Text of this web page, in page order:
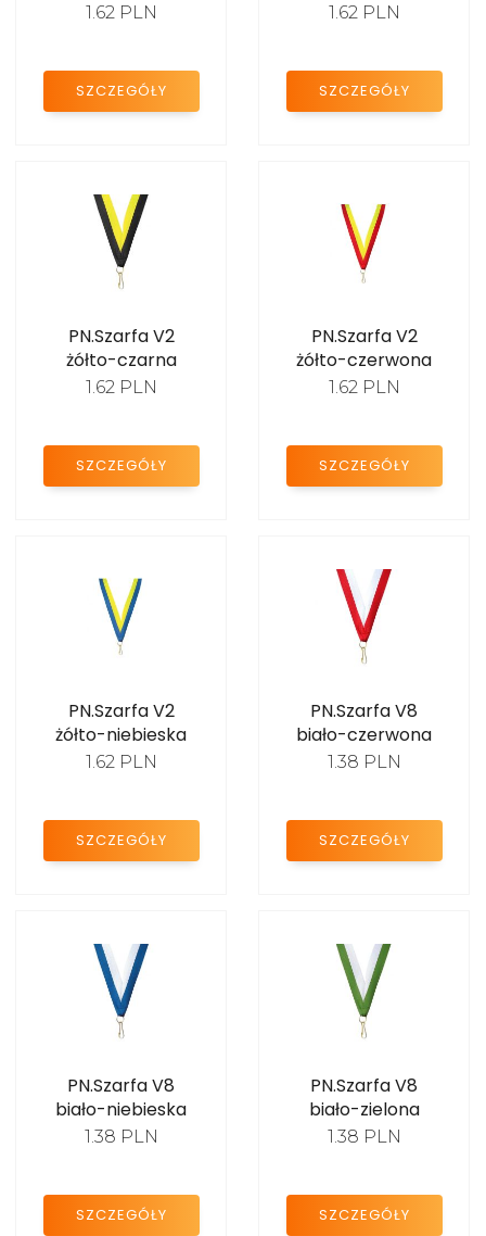
medale plexi
Szarfy do medali
Medale szklane
Medale piłkarskie
Medale siatkówka
Medale piłka ręczna
Medale tenis stołowy
Medale lekkoatletyka
Medale pływanie
Medale strażackie
Medale taniec
Medale kolarstwo
Medale badminton
Medale szachy
Medale gołębie
Medale strzelanie/
Medale unihokej
1.62 PLN
SZCZEGÓŁY
1.62 PLN
SZCZEGÓŁY
PN.Szarfa V2
żółto-czarna
1.62 PLN
SZCZEGÓŁY
PN.Szarfa V2
żółto-czerwona
1.62 PLN
SZCZEGÓŁY
PN.Szarfa V2
żółto-niebieska
1.62 PLN
SZCZEGÓŁY
PN.Szarfa V8
biało-czerwona
1.38 PLN
SZCZEGÓŁY
PN.Szarfa V8
biało-niebieska
1.38 PLN
SZCZEGÓŁY
PN.Szarfa V8
biało-zielona
1.38 PLN
SZCZEGÓŁY